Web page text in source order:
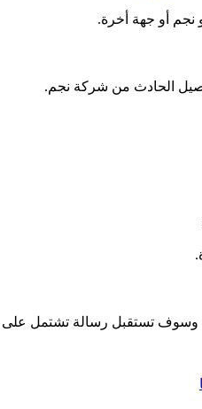
أو جهة أخرة.
الحادث من شركة نجم.
وسوف تستقبل رسالة تشتمل على